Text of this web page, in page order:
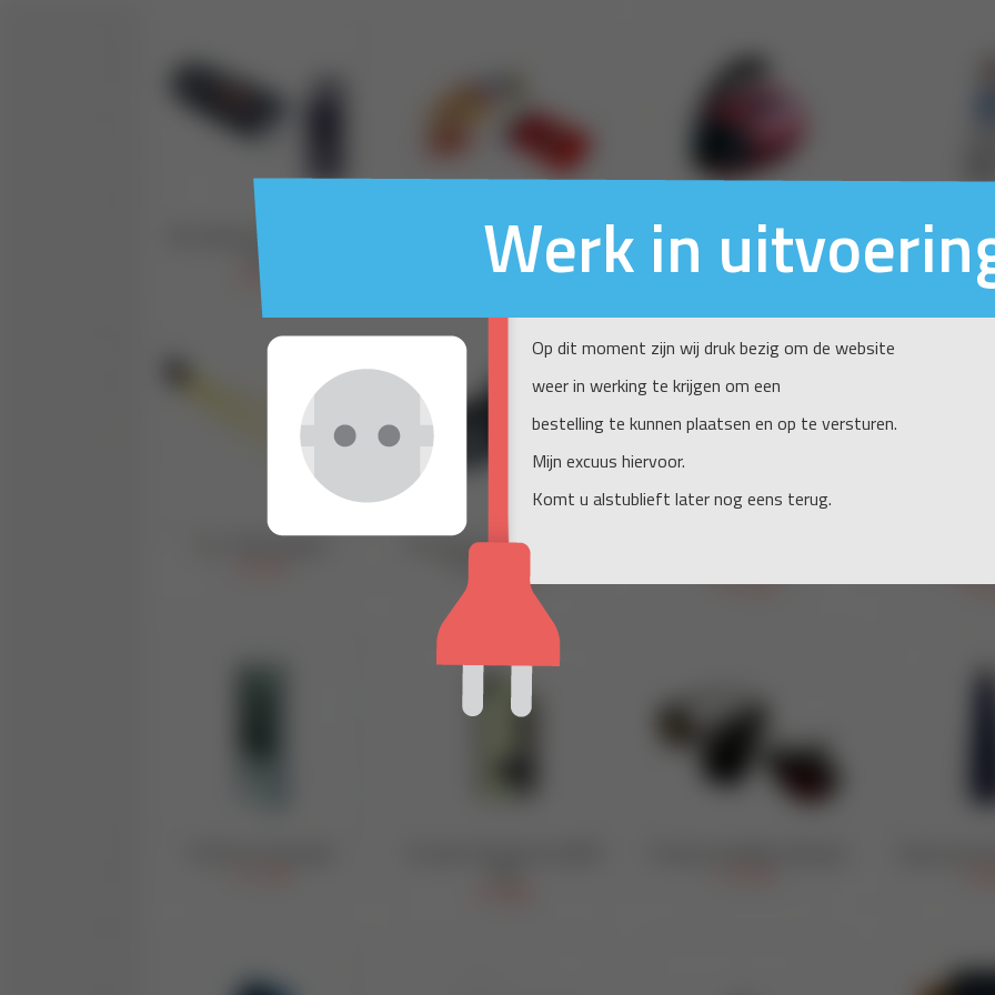
Werk in
Op dit moment zijn wij druk bezig om de website
weer in werking te krijgen om een
bestelling te kunnen plaatsen en op te versturen.
Mijn excuus hiervoor.
Komt u alstublieft later nog eens terug.